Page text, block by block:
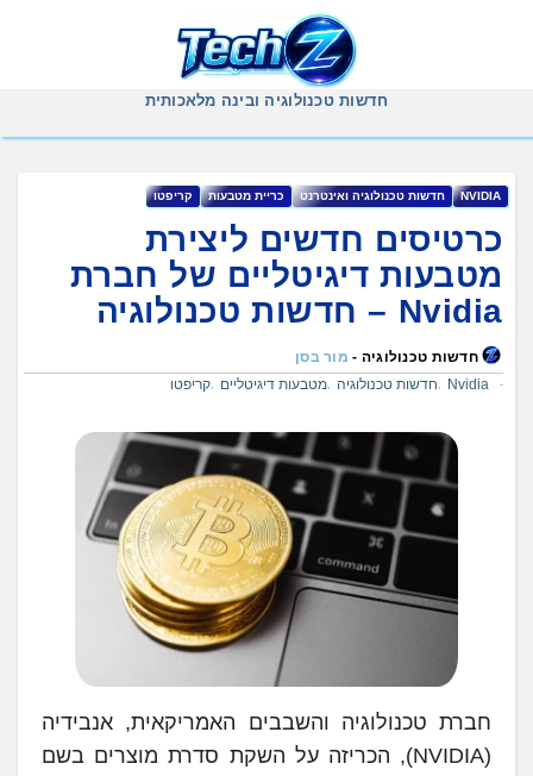
חדשות טכנולוגיה ובינה מלאכותית
NVIDIA ‏חדשות ‏טכנולוגיה ‏ואינטרנט ‏כריית ‏מטבעות ‏קריפטו
כרטיסים חדשים ליצירת
מטבעות דיגיטליים של חברת
חדשות טכנולוגיה - מור בסן
Nvidia
חדשות טכנולוגיה מטבעות דיגיטליים קריפטו
חברת טכנולוגיה והשבבים האמריקאית, אנבידיה
(NVIDIA), הכריזה על השקת סדרת מוצרים בשם